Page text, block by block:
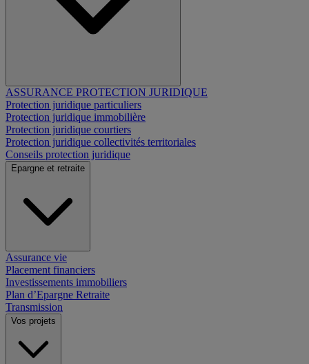
ASSURANCE PROTECTION JURIDIQUE
Protection juridique particuliers
Protection juridique immobilière
Protection juridique courtiers
Protection juridique collectivités territoriales
Conseils protection juridique
Epargne et retraite
Assurance vie
Placement financiers
Investissements immobiliers
Plan d’Epargne Retraite
Transmission
Vos projets